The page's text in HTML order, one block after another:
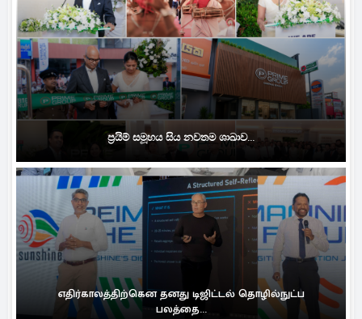
ප්‍රයිම් සමූහය සිය නවතම ශාඛාව...
எதிர்காலத்திற்கென தனது டிஜிட்டல் தொழில்நுட்ப
பலத்தை...